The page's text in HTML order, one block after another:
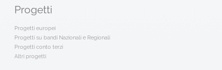
Progetti
Progetti europei
Progetti su bandi Nazionali e Regionali
Progetti conto terzi
Altri progetti